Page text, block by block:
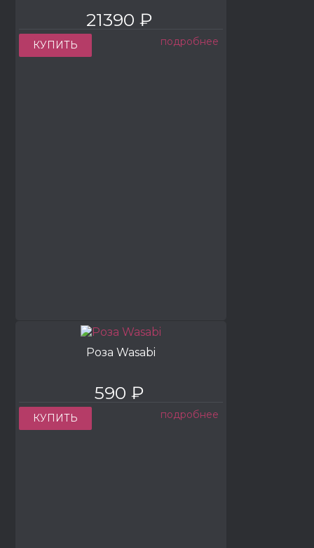
21390 ₽
КУПИТЬ подробнее
Роза Wasabi
590 ₽
КУПИТЬ подробнее